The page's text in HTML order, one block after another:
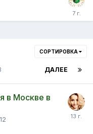
СОРТИРОВКА
ДАЛЕЕ
в Москве в